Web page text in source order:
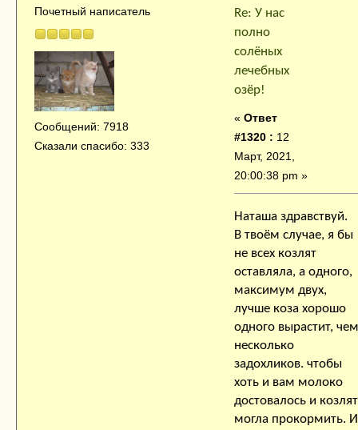
Почетный написатель
Сообщений: 7918
Сказали спасибо: 333
Re: У нас
полно
солёных
лечебных
озёр!
« Ответ
#1320 : 12
Март, 2021,
20:00:38 pm »
Наташа здравствуй.
В твоём случае, я бы
не всех козлят
оставляла, а одного,
максимум двух,
лучше коза хорошо
одного вырастит, чем
несколько
задохликов. чтобы
хоть и вам молоко
достовалось и козлят
могла прокормить. И